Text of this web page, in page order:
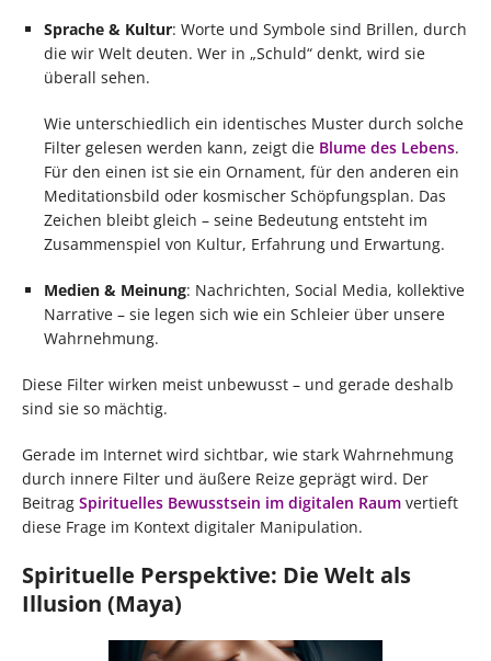
Sprache & Kultur: Worte und Symbole sind Brillen, durch
die wir Welt deuten. Wer in „Schuld“ denkt, wird sie
überall sehen.
Wie unterschiedlich ein identisches Muster durch solche
Filter gelesen werden kann, zeigt die Blume des Lebens.
Für den einen ist sie ein Ornament, für den anderen ein
Meditationsbild oder kosmischer Schöpfungsplan. Das
Zeichen bleibt gleich – seine Bedeutung entsteht im
Zusammenspiel von Kultur, Erfahrung und Erwartung.
Medien & Meinung: Nachrichten, Social Media, kollektive
Narrative – sie legen sich wie ein Schleier über unsere
Wahrnehmung.
Diese Filter wirken meist unbewusst – und gerade deshalb
sind sie so mächtig.
Gerade im Internet wird sichtbar, wie stark Wahrnehmung
durch innere Filter und äußere Reize geprägt wird. Der
Beitrag Spirituelles Bewusstsein im digitalen Raum vertieft
diese Frage im Kontext digitaler Manipulation.
Spirituelle Perspektive: Die Welt als
Illusion (Maya)